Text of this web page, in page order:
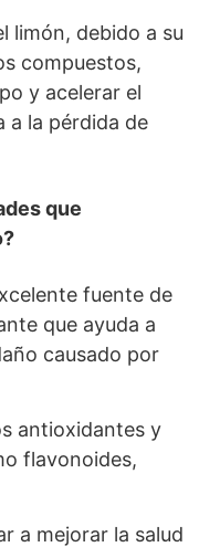
limón, debido a su
compuestos,
y acelerar el
a la pérdida de
que
fuente de
que ayuda a
causado por
antioxidantes y
flavonoides,
a mejorar la salud